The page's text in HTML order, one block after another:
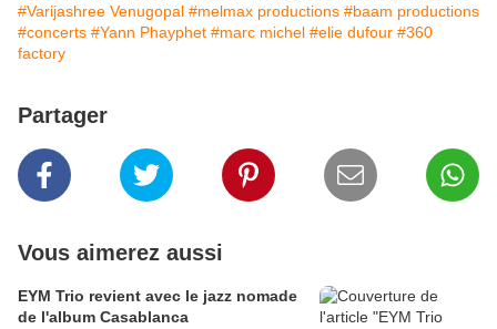
#Varijashree Venugopal #melmax productions #baam productions
#concerts #Yann Phayphet #marc michel #elie dufour #360
factory
Partager
Vous aimerez aussi
EYM Trio revient avec le jazz nomade
de l'album Casablanca